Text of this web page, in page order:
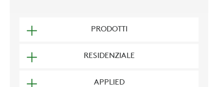
PRODOTTI
RESIDENZIALE
APPLIED